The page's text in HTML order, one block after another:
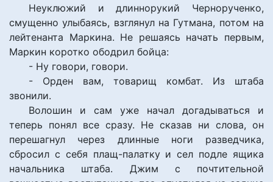
Неуклюжий и длиннорукий Чернорученко,
смущенно улыбаясь, взглянул на Гутмана, потом на
лейтенанта Маркина. Не решаясь начать первым,
Маркин коротко ободрил бойца:
- Ну говори, говори.
- Орден вам, товарищ комбат. Из штаба
звонили.
Волошин и сам уже начал догадываться и
теперь понял все сразу. Не сказав ни слова, он
перешагнул через длинные ноги разведчика,
сбросил с себя плащ-палатку и сел подле ящика
начальника штаба. Джим с почтительной